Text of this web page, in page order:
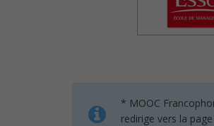
* MOOC
redirige vers la